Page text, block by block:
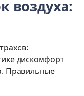
воздуха:
дискомфорт
Правильные